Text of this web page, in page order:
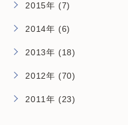
2015年 (7)
2014年 (6)
2013年 (18)
2012年 (70)
2011年 (23)